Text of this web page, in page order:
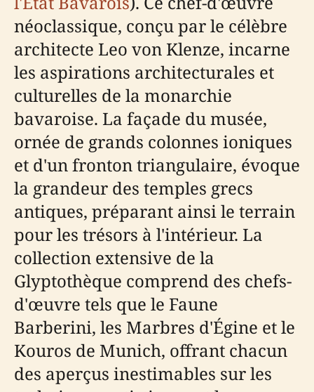
néoclassique, conçu par le célèbre
architecte Leo von Klenze, incarne
les aspirations architecturales et
culturelles de la monarchie
bavaroise. La façade du musée,
ornée de grands colonnes ioniques
et d'un fronton triangulaire, évoque
la grandeur des temples grecs
antiques, préparant ainsi le terrain
pour les trésors à l'intérieur. La
collection extensive de la
Glyptothèque comprend des chefs-
d'œuvre tels que le Faune
Barberini, les Marbres d'Égine et le
Kouros de Munich, offrant chacun
des aperçus inestimables sur les